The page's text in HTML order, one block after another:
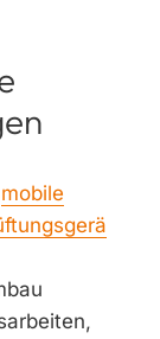
mobile